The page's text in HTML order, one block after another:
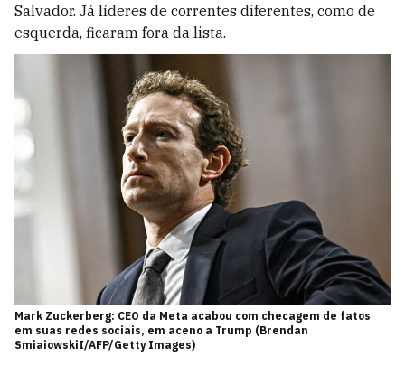
Salvador. Já líderes de correntes diferentes, como de
esquerda, ficaram fora da lista.
Mark Zuckerberg: CEO da Meta acabou com checagem de fatos
em suas redes sociais, em aceno a Trump (Brendan
SmiaiowskiI/AFP/Getty Images)